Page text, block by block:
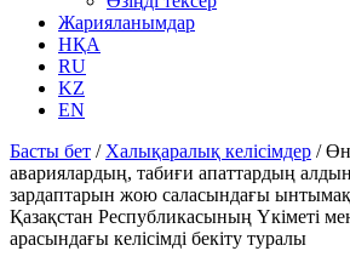
Жарияланымдар
НҚА
RU
KZ
EN
Басты бет / Халықаралық келісімдер /
авариялардың, табиғи апаттардың
зардаптарын жою саласындағы
Қазақстан Республикасының Үкіметі
арасындағы келісімді бекіту туралы